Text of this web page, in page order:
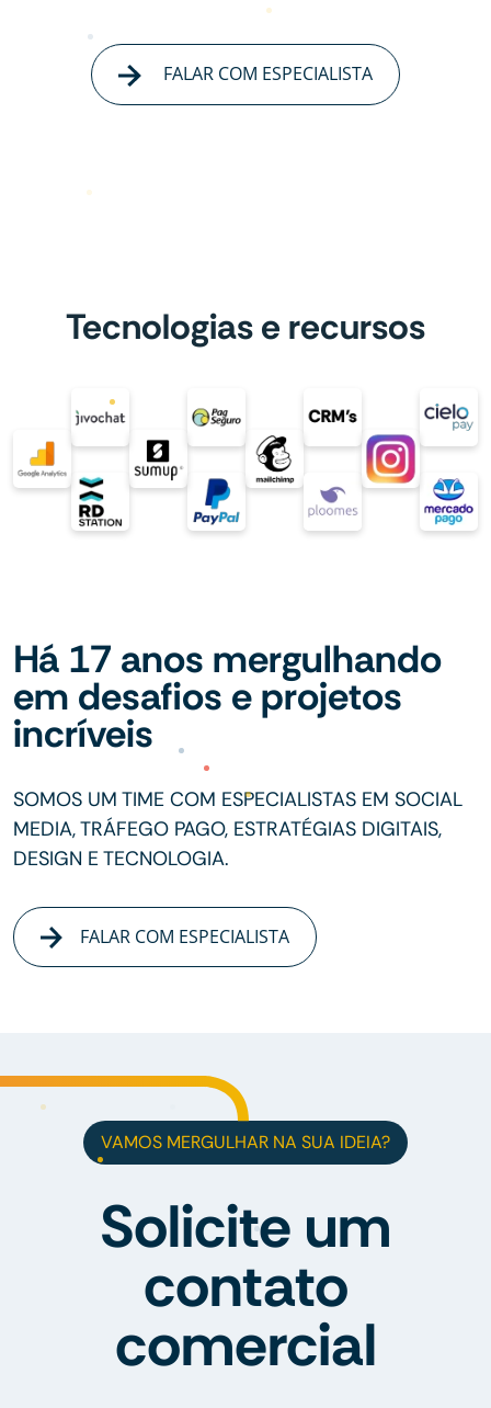
FALAR COM ESPECIALISTA
Tecnologias e recursos
Há 17 anos mergulhando
em desafios e projetos
incríveis
SOMOS UM TIME COM ESPECIALISTAS EM SOCIAL
MEDIA, TRÁFEGO PAGO, ESTRATÉGIAS DIGITAIS,
DESIGN E TECNOLOGIA.
FALAR COM ESPECIALISTA
VAMOS MERGULHAR NA SUA IDEIA?
Solicite um
contato
comercial